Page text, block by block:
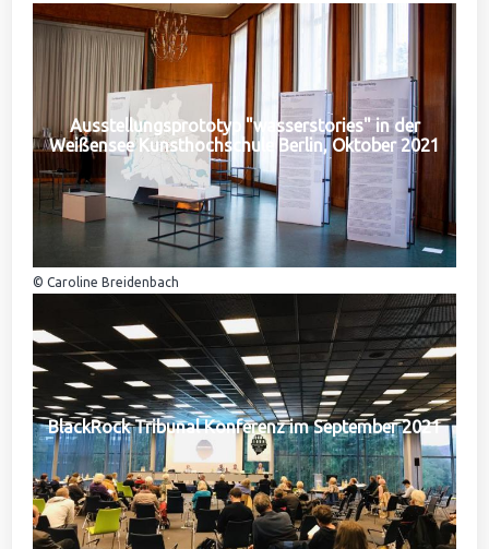
Ausstellungsprototyp "wasserstories" in der
Weißensee Kunsthochschule Berlin, Oktober 2021
© Caroline Breidenbach
BlackRock Tribunal Konferenz im September 2021